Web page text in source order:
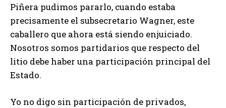
Piñera pudimos pararlo, cuando estaba
precisamente el subsecretario Wagner, este
caballero que ahora está siendo enjuiciado.
Nosotros somos partidarios que respecto del
litio debe haber una participación principal del
Estado.
Yo no digo sin participación de privados,